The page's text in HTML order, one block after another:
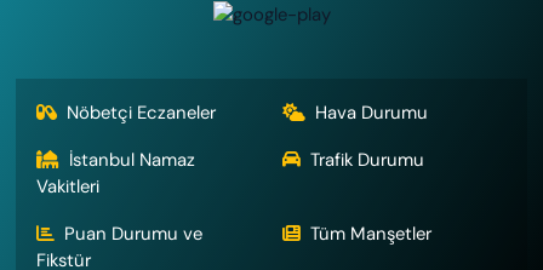
Nöbetçi Eczaneler
Hava Durumu
İstanbul Namaz
Vakitleri
Trafik Durumu
Puan Durumu ve
Fikstür
Tüm Manşetler